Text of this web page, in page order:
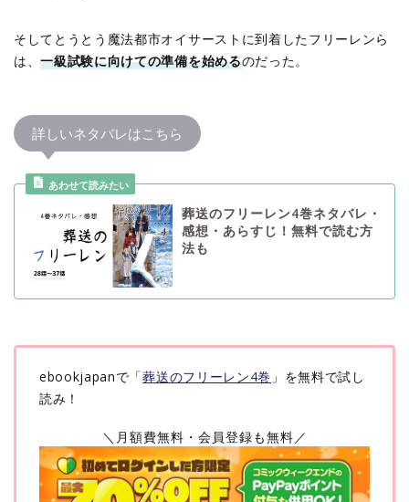
そしてとうとう魔法都市オイサーストに到着したフリーレンら
は、一級試験に向けての準備を始めるのだった。
詳しいネタバレはこちら
葬送のフリーレン4巻ネタバレ・
感想・あらすじ！無料で読む方
法も
ebookjapanで「葬送のフリーレン4巻 」を無料で試し
読み！
＼月額費無料・会員登録も無料／